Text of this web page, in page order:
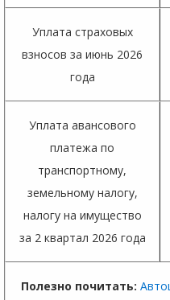
Уплата страховых
взносов за июнь 2026
года
Уплата авансового
платежа по
транспортному,
земельному налогу,
налогу на имущество
за 2 квартал 2026 года
Полезно почитать: